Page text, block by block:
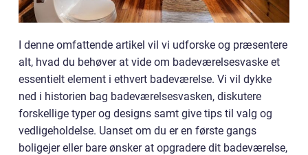
I denne omfattende artikel vil vi udforske og præsentere
alt, hvad du behøver at vide om badeværelsesvaske et
essentielt element i ethvert badeværelse. Vi vil dykke
ned i historien bag badeværelsesvasken, diskutere
forskellige typer og designs samt give tips til valg og
vedligeholdelse. Uanset om du er en første gangs
boligejer eller bare ønsker at opgradere dit badeværelse,